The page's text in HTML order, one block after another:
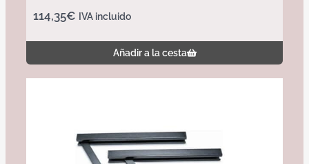
114,35€ IVA incluido
Añadir a la cesta